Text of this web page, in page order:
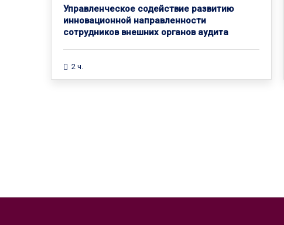
Управленческое содействие развитию
инновационной направленности
сотрудников внешних органов аудита
2 ч.